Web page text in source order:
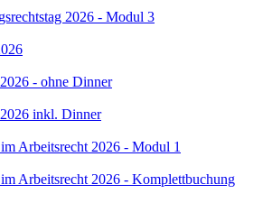
2026 - Modul 3
- ohne Dinner
inkl. Dinner
Arbeitsrecht 2026 - Modul 1
im Arbeitsrecht 2026 - Komplettbuchung